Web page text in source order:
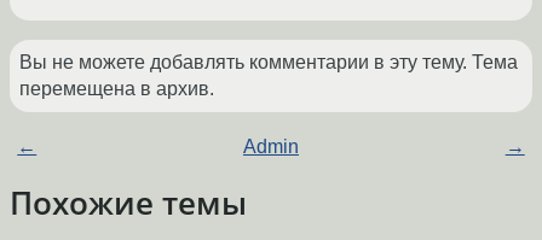
Вы не можете добавлять комментарии в эту тему. Тема
перемещена в архив.
← Admin →
Похожие темы